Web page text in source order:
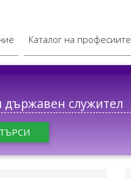
Каталог на професиите
ТЪРСИ